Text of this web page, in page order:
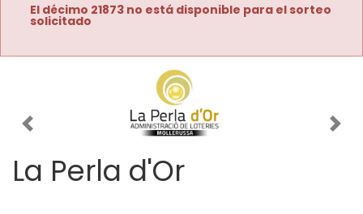
El décimo 21873 no está disponible para el sorteo
solicitado
Imagen anterior
La Perla d'Or